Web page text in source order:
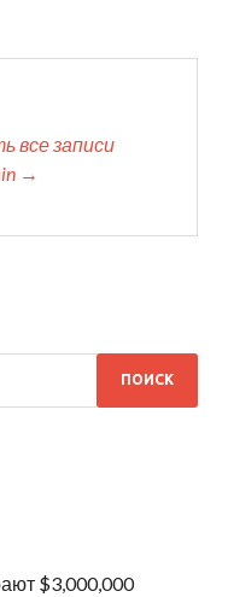
все записи
→
$3,000,000